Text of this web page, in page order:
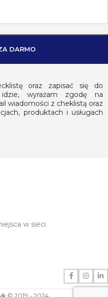
oraz zapisać się do
wyrażam zgodę na
wiadomości z cheklistą oraz
produktach i usługach
w sieci.